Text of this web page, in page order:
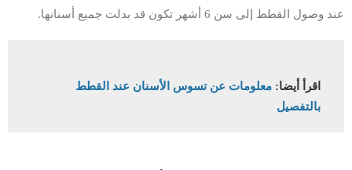
عند وصول القطط إلى سن 6 أشهر تكون قد بدلت جميع أسنانها.
اقرأ أيضا: معلومات عن تسوس الأسنان عند القطط
بالتفصيل